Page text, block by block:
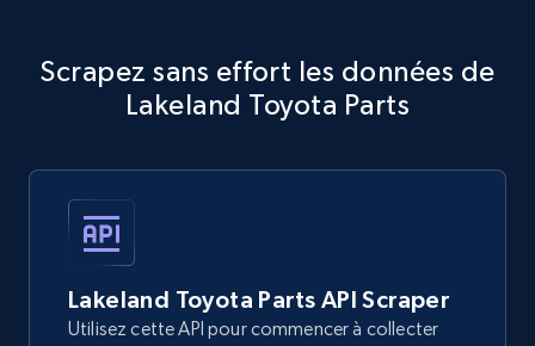
Scrapez sans effort les données de
Lakeland Toyota Parts
Lakeland Toyota Parts API Scraper
Utilisez cette API pour commencer à collecter